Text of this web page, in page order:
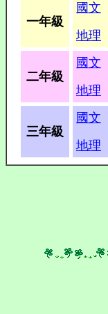
一年級
國文
地理
二年級
國文
地理
三年級
國文
地理